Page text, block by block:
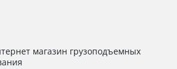
магазин грузоподъемных